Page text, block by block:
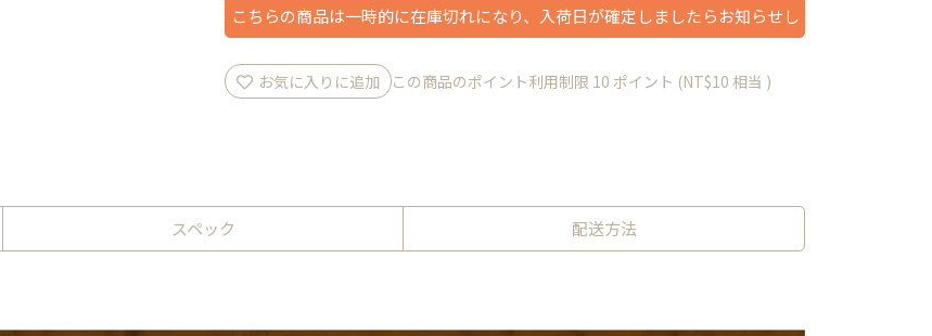
こちらの商品は一時的に在庫切れになり、入荷日が確定しましたらお知らせし
お気に入りに追加 この商品のポイント利用制限 10 ポイント (NT$10 相当 )
スペック 配送方法